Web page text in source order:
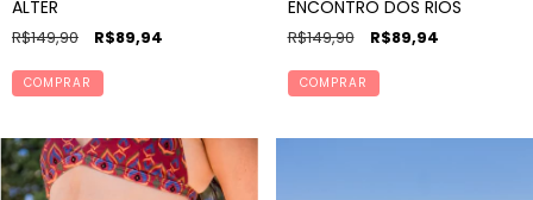
ALTER
R$149,90 R$89,94
COMPRAR
ENCONTRO DOS RIOS
R$149,90 R$89,94
COMPRAR